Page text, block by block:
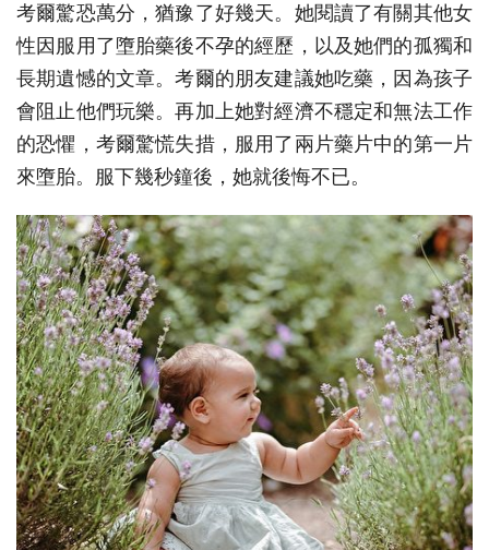
考爾驚恐萬分，猶豫了好幾天。她閱讀了有關其他女
性因服用了墮胎藥後不孕的經歷，以及她們的孤獨和
長期遺憾的文章。考爾的朋友建議她吃藥，因為孩子
會阻止他們玩樂。再加上她對經濟不穩定和無法工作
的恐懼，考爾驚慌失措，服用了兩片藥片中的第一片
來墮胎。服下幾秒鐘後，她就後悔不已。